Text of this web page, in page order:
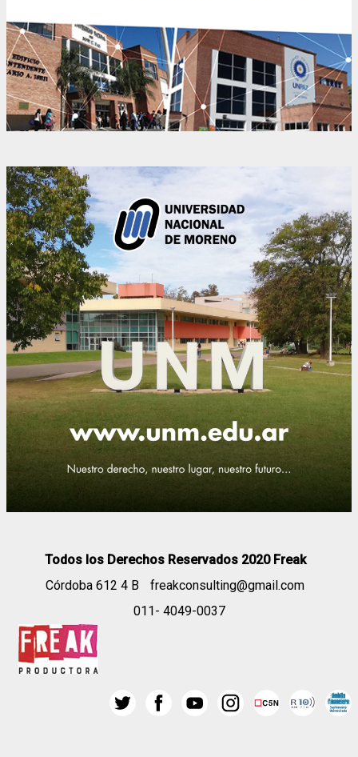
Todos los Derechos Reservados 2020 Freak
Córdoba 612 4 B
freakconsulting@gmail.com
011- 4049-0037